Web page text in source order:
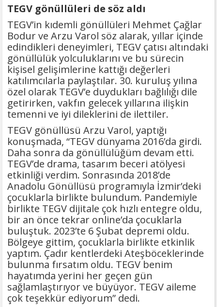
TEGV gönüllüleri de söz aldı
TEGV’in kıdemli gönüllüleri Mehmet Çağlar
Bodur ve Arzu Varol söz alarak, yıllar içinde
edindikleri deneyimleri, TEGV çatısı altındaki
gönüllülük yolculuklarını ve bu sürecin
kişisel gelişimlerine kattığı değerleri
katılımcılarla paylaştılar. 30. kuruluş yılına
özel olarak TEGV’e duydukları bağlılığı dile
getirirken, vakfın gelecek yıllarına ilişkin
temenni ve iyi dileklerini de ilettiler.
TEGV gönüllüsü Arzu Varol, yaptığı
konuşmada, “TEGV dünyama 2016’da girdi.
Daha sonra da gönüllülüğüm devam etti.
TEGV’de drama, tasarım beceri atölyesi
etkinliği verdim. Sonrasında 2018’de
Anadolu Gönüllüsü programıyla İzmir’deki
çocuklarla birlikte bulundum. Pandemiyle
birlikte TEGV dijitale çok hızlı entegre oldu,
bir an önce tekrar online’da çocuklarla
buluştuk. 2023’te 6 Şubat depremi oldu.
Bölgeye gittim, çocuklarla birlikte etkinlik
yaptım. Çadır kentlerdeki Ateşböceklerinde
bulunma fırsatım oldu. TEGV benim
hayatımda yerini her geçen gün
sağlamlaştırıyor ve büyüyor. TEGV aileme
çok teşekkür ediyorum” dedi.